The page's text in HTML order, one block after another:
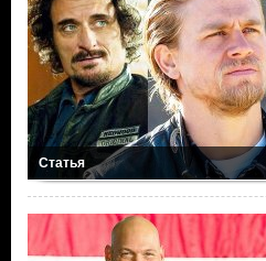
Статья